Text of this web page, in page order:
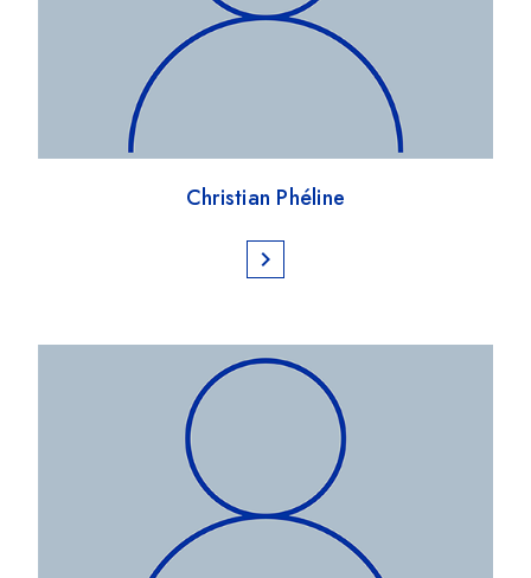
Christian Phéline
chevron_right